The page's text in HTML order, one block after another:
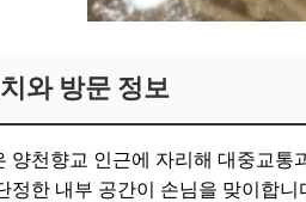
와 방문 정보
양천향교 인근에 자리해 대중교통
정한 내부 공간이 손님을 맞이합니